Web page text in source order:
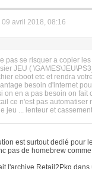
09 avril 2018, 08:16
pas se risquer a copier
JEU (
eboot etc et rendra
besoin d'internet
on en a pas besoin on fait
ce n'est pas automatiser
jeu ... lenteur et
est surtout dedié pour
pas de homebrew
l'archive Retail2Pkg